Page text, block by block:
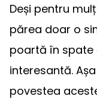
Deși pentru
părea doar o
poartă în spate
interesantă.
povestea